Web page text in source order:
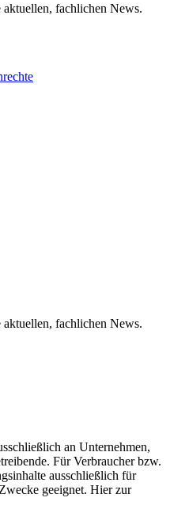
fachlichen News.
fachlichen News.
an Unternehmen,
Für Verbraucher bzw.
ausschließlich für
geeignet. Hier zur